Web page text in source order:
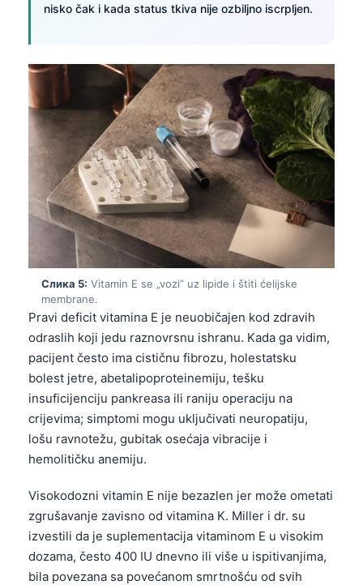
nisko čak i kada status tkiva nije ozbiljno iscrpljen.
Слика 5: Vitamin E se „vozi” uz lipide i štiti ćelijske
membrane.
Pravi deficit vitamina E je neuobičajen kod zdravih
odraslih koji jedu raznovrsnu ishranu. Kada ga vidim,
pacijent često ima cističnu fibrozu, holestatsku
bolest jetre, abetalipoproteinemiju, tešku
insuficijenciju pankreasa ili raniju operaciju na
crijevima; simptomi mogu uključivati neuropatiju,
lošu ravnotežu, gubitak osećaja vibracije i
hemolitičku anemiju.
Visokodozni vitamin E nije bezazlen jer može ometati
zgrušavanje zavisno od vitamina K. Miller i dr. su
izvestili da je suplementacija vitaminom E u visokim
dozama, često 400 IU dnevno ili više u ispitivanjima,
bila povezana sa povećanom smrtnošću od svih
Occitan
العربية المغربية
Afrikaans
Монгол
ພາສາລາວ
Basa Jawa
Cebuano
ئۇيغۇرچە
Кыргызча
Татар теле
Беларуская мова
Esperanto
Frysk
Ślōnskŏ gŏdka
Norsk bokmål